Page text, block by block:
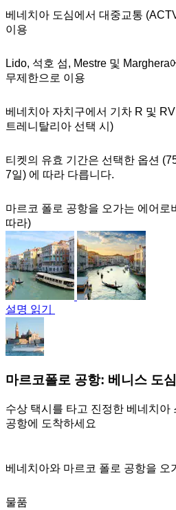
베네치아 도심에서 대중교통
이용
Lido, 석호 섬, Mestre 및 Marghera
무제한으로 이용
베네치아 자치구에서 기차 R 및
트레니탈리아 선택 시)
티켓의 유효 기간은 선택한 옵션
7일) 에 따라 다릅니다.
마르코 폴로 공항을 오가는 에어로
따라)
설명 읽기
마르코폴로 공항: 베니스 도
수상 택시를 타고 진정한 베네치아
공항에 도착하세요
베네치아와 마르코 폴로 공항을 오
물품